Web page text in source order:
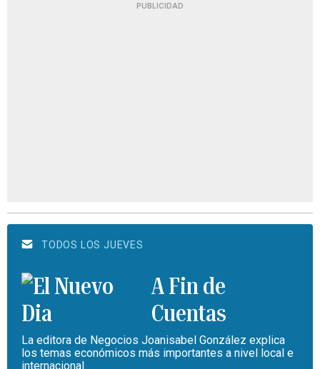
PUBLICIDAD
TODOS LOS JUEVES
A Fin de
Cuentas
La editora de Negocios Joanisabel González explica
los temas económicos más importantes a nivel local e
internacional.